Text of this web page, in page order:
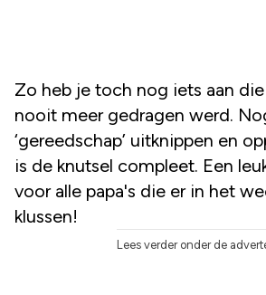
Zo heb je toch nog iets aan
nooit meer gedragen werd.
‘gereedschap’ uitknippen en
is de knutsel compleet. Een
voor alle papa's die er in het
klussen!
Lees verder onder de